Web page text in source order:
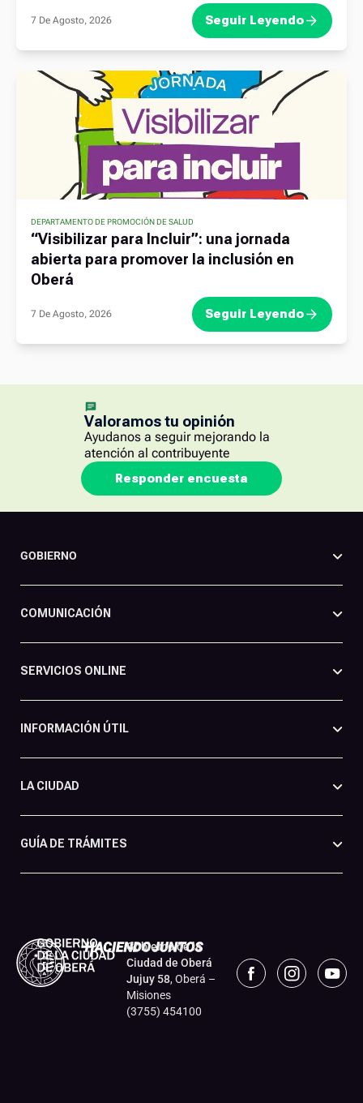
7 De Agosto, 2026 Seguir Leyendo
DEPARTAMENTO DE PROMOCIÓN DE SALUD
“Visibilizar para Incluir”: una jornada
abierta para promover la inclusión en
Oberá
7 De Agosto, 2026 Seguir Leyendo
Valoramos tu opinión
Ayudanos a seguir mejorando la
atención al contribuyente
Responder encuesta
GOBIERNO
COMUNICACIÓN
SERVICIOS ONLINE
INFORMACIÓN ÚTIL
LA CIUDAD
GUÍA DE TRÁMITES
Gobierno de la
Ciudad de Oberá
Jujuy 58, Oberá –
Misiones
(3755) 454100